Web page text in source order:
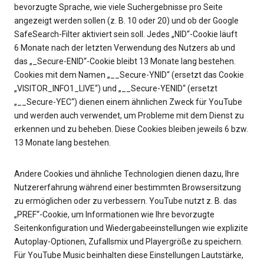
bevorzugte Sprache, wie viele Suchergebnisse pro Seite
angezeigt werden sollen (z. B. 10 oder 20) und ob der Google
SafeSearch-Filter aktiviert sein soll. Jedes „NID“-Cookie läuft
6 Monate nach der letzten Verwendung des Nutzers ab und
das „_Secure-ENID“-Cookie bleibt 13 Monate lang bestehen.
Cookies mit dem Namen „__Secure-YNID“ (ersetzt das Cookie
„VISITOR_INFO1_LIVE“) und „__Secure-YENID“ (ersetzt
„__Secure-YEC“) dienen einem ähnlichen Zweck für YouTube
und werden auch verwendet, um Probleme mit dem Dienst zu
erkennen und zu beheben. Diese Cookies bleiben jeweils 6 bzw.
13 Monate lang bestehen.
Andere Cookies und ähnliche Technologien dienen dazu, Ihre
Nutzererfahrung während einer bestimmten Browsersitzung
zu ermöglichen oder zu verbessern. YouTube nutzt z. B. das
„PREF“-Cookie, um Informationen wie Ihre bevorzugte
Seitenkonfiguration und Wiedergabeeinstellungen wie explizite
Autoplay-Optionen, Zufallsmix und Playergröße zu speichern.
Für YouTube Music beinhalten diese Einstellungen Lautstärke,